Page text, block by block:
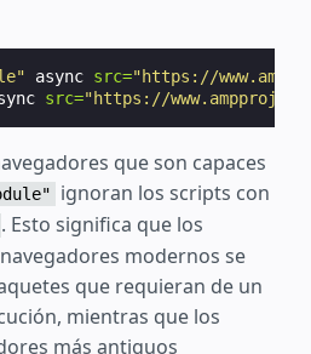
async src="https://
src="https://
que son capaces
ignoran los scripts con
. Esto significa que los
modernos se
que requieran de un
mientras que los
más antiguos